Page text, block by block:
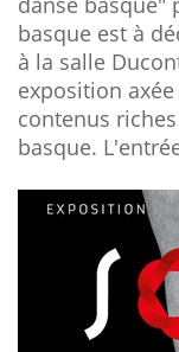
basque est à
à la salle
exposition
contenus
basque.